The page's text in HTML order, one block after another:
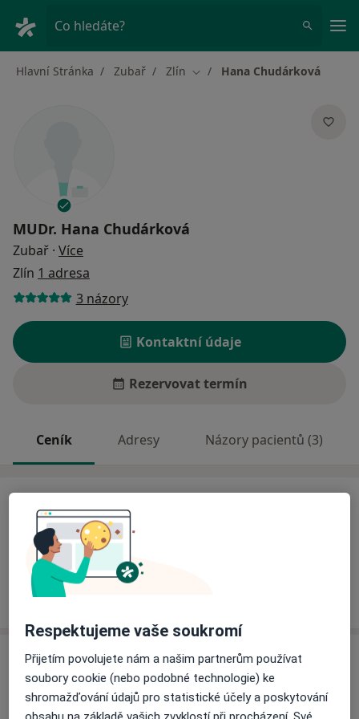
Co hledáte?
Hlavní Stránka Zubař Zlín Změna města
Hana Chudárková
MUDr. Hana Chudárková
Zubař · Více
Zlín 1 adresa
3 názory
Kontaktní údaje
Rezervovat termín
Ceník Adresy Názory pacientů (3)
Ceník
Informace o službách a cenách nejsou k dispozici
Tento specialista ještě nepřidával žádné informace o
svých službách.
Adresa
Soukromá zubní lékařka
Antonínova 4465, Zlín76001
Respektujeme vaše soukromí
Přijetím povolujete nám a našim partnerům používat
soubory cookie (nebo podobné technologie) ke
shromažďování údajů pro statistické účely a poskytování